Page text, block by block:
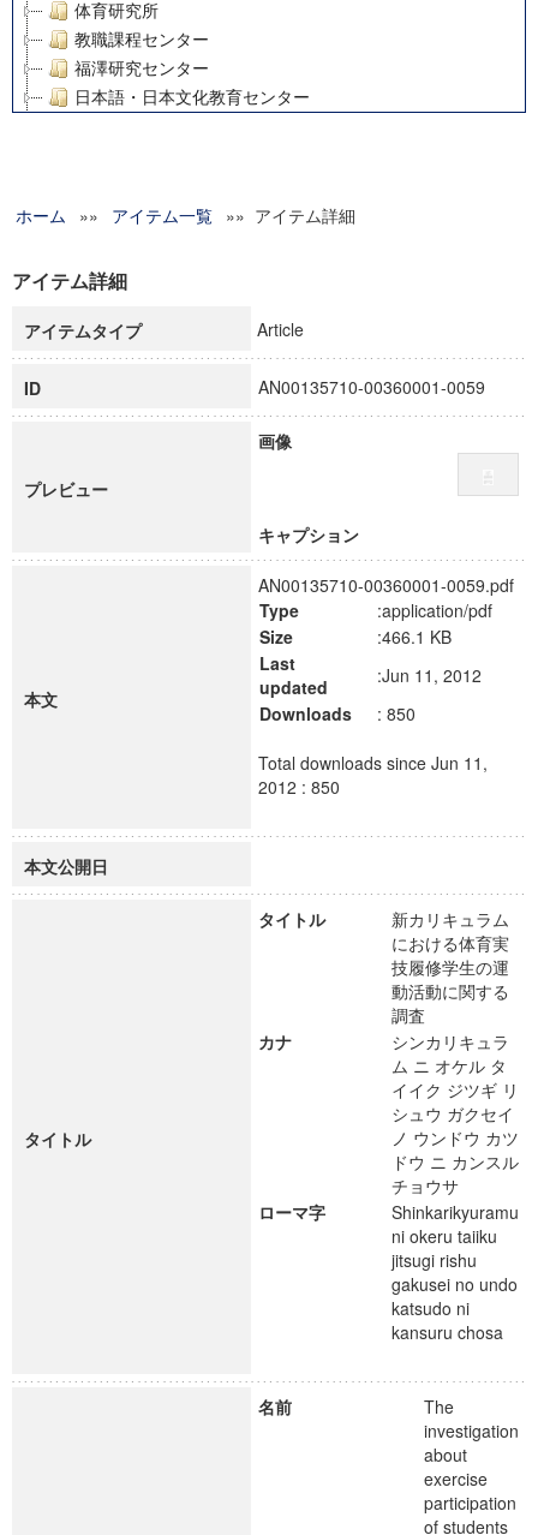
体育研究所
教職課程センター
福澤研究センター
日本語・日本文化教育センター
グローバルリサーチインスティテュート
科学研究費補助金研究成果報告書
慶應義塾大学グローバルCOEプログラム市民社会ガバナンス
慶應義塾大学グローバルCOEプログラム論理と感性の先端的
博士課程教育リーディングプログラム「超成熟社会発展のサ
学術雑誌掲載論文等(8)
ホーム »» アイテム一覧 »» アイテム詳細
アイテム詳細
アイテムタイプ Article
ID AN00135710-00360001-0059
プレビュー
画像
キャプション
本文
AN00135710-00360001-0059.pdf
Type
:application/pdf
Size
:466.1 KB
Last
updated
:Jun 11, 2012
Downloads
: 850
Total downloads since Jun 11,
2012 : 850
本文公開日
タイトル
タイトル
新カリキュラム
における体育実
技履修学生の運
動活動に関する
調査
カナ
シンカリキュラ
ム ニ オケル タ
イイク ジツギ リ
シュウ ガクセイ
ノ ウンドウ カツ
ドウ ニ カンスル
チョウサ
ローマ字
Shinkarikyuramu
ni okeru taiiku
jitsugi rishu
gakusei no undo
katsudo ni
kansuru chosa
名前
The
investigation
about
exercise
participation
of students